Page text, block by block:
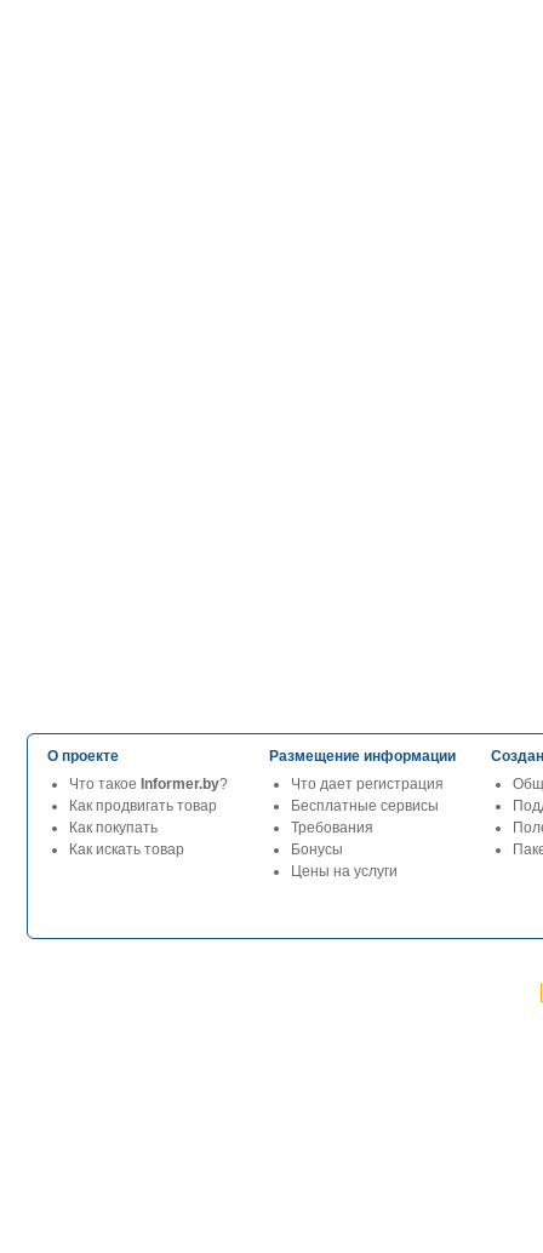
О проекте
Что такое Informer.by?
Как продвигать товар
Как покупать
Как искать товар
Размещение информации
Что дает регистрация
Бесплатные сервисы
Требования
Бонусы
Цены на услуги